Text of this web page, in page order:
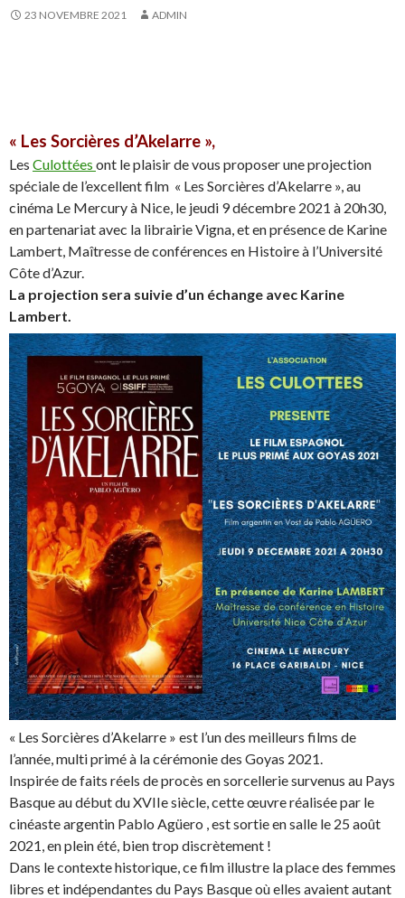
23 NOVEMBRE 2021 ADMIN
« Les Sorcières d’Akelarre »,
Les Culottées ont le plaisir de vous proposer une projection
spéciale de l’excellent film « Les Sorcières d’Akelarre », au
cinéma Le Mercury à Nice, le jeudi 9 décembre 2021 à 20h30,
en partenariat avec la librairie Vigna, et en présence de Karine
Lambert, Maîtresse de conférences en Histoire à l’Université
Côte d’Azur.
La projection sera suivie d’un échange avec Karine
Lambert.
« Les Sorcières d’Akelarre » est l’un des meilleurs films de
l’année, multi primé à la cérémonie des Goyas 2021.
Inspirée de faits réels de procès en sorcellerie survenus au Pays
Basque au début du XVIIe siècle, cette œuvre réalisée par le
cinéaste argentin Pablo Agüero , est sortie en salle le 25 août
2021, en plein été, bien trop discrètement !
Dans le contexte historique, ce film illustre la place des femmes
libres et indépendantes du Pays Basque où elles avaient autant